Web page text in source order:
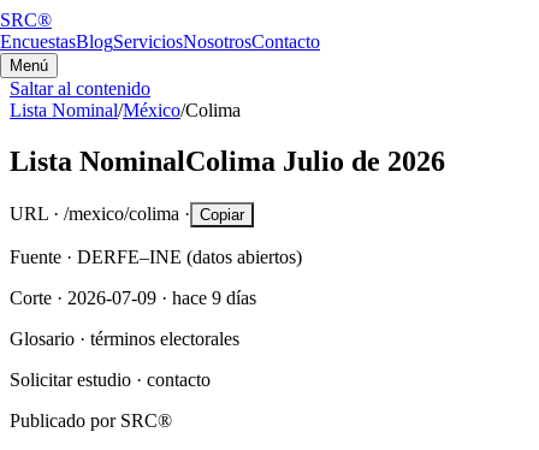
SRC®
EncuestasBlogServiciosNosotrosContacto
Menú
Saltar al contenido
Lista Nominal/México/Colima
Lista NominalColima Julio de 2026
URL · /mexico/colima · Copiar
Fuente · DERFE–INE (datos abiertos)
Corte · 2026-07-09 · hace 9 días
Glosario · términos electorales
Solicitar estudio · contacto
Publicado por SRC®